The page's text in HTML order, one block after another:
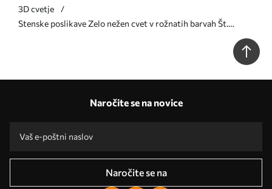
3D cvetje
Stenske poslikave Zelo nežen cvet v rožnatih barvah Št.
Naročite se na novice
Naročite se na